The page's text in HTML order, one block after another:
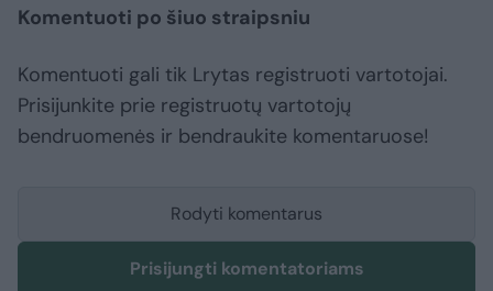
Komentuoti po šiuo straipsniu
Komentuoti gali tik Lrytas registruoti vartotojai.
Prisijunkite prie registruotų vartotojų
bendruomenės ir bendraukite komentaruose!
Rodyti komentarus
Prisijungti komentatoriams